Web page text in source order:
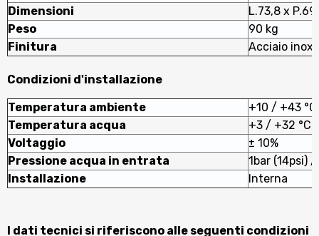
Dimensioni
L.73,8 x
Peso
90 kg
Finitura
Acciaio inox
Condizioni d'installazione
Temperatura ambiente
+10 / +43 °C
Temperatura acqua
+3 / +32 °C
Voltaggio
± 10%
Pressione acqua in entrata
1bar (14psi)
Installazione
Interna
I dati tecnici si riferiscono alle seguenti condizioni